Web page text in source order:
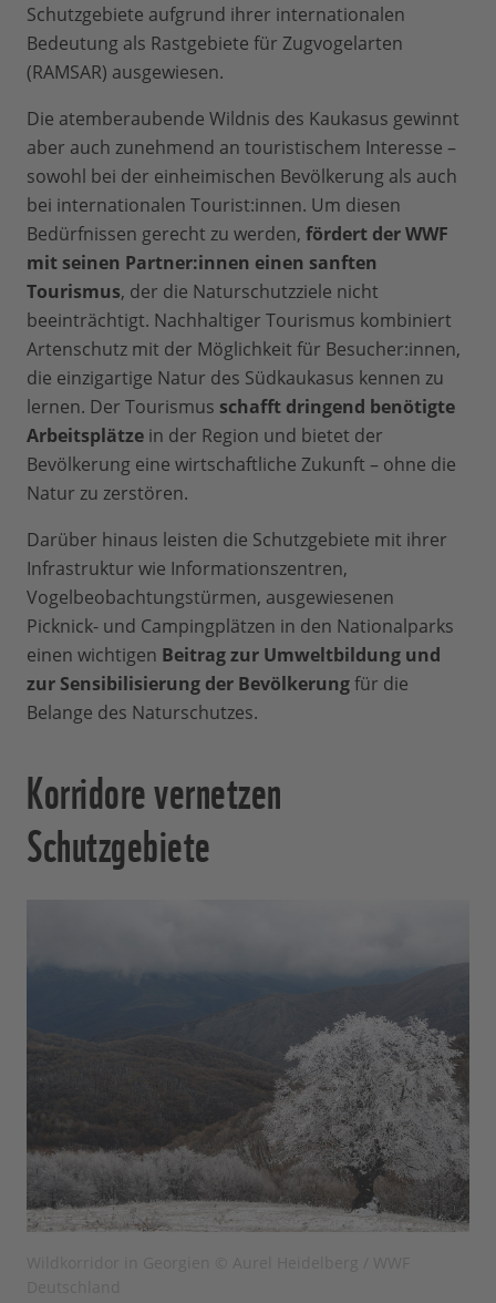
Schutzgebiete aufgrund ihrer internationalen
Bedeutung als Rastgebiete für Zugvogelarten
(RAMSAR) ausgewiesen.
Die atemberaubende Wildnis des Kaukasus gewinnt
aber auch zunehmend an touristischem Interesse –
sowohl bei der einheimischen Bevölkerung als auch
bei internationalen Tourist:innen. Um diesen
Bedürfnissen gerecht zu werden, fördert der WWF
mit seinen Partner:innen einen sanften
Tourismus, der die Naturschutzziele nicht
beeinträchtigt. Nachhaltiger Tourismus kombiniert
Artenschutz mit der Möglichkeit für Besucher:innen,
die einzigartige Natur des Südkaukasus kennen zu
lernen. Der Tourismus schafft dringend benötigte
Arbeitsplätze in der Region und bietet der
Bevölkerung eine wirtschaftliche Zukunft – ohne die
Natur zu zerstören.
Darüber hinaus leisten die Schutzgebiete mit ihrer
Infrastruktur wie Informationszentren,
Vogelbeobachtungstürmen, ausgewiesenen
Picknick- und Campingplätzen in den Nationalparks
einen wichtigen Beitrag zur Umweltbildung und
zur Sensibilisierung der Bevölkerungfür die
Belange des Naturschutzes.
Korridore vernetzen
Schutzgebiete